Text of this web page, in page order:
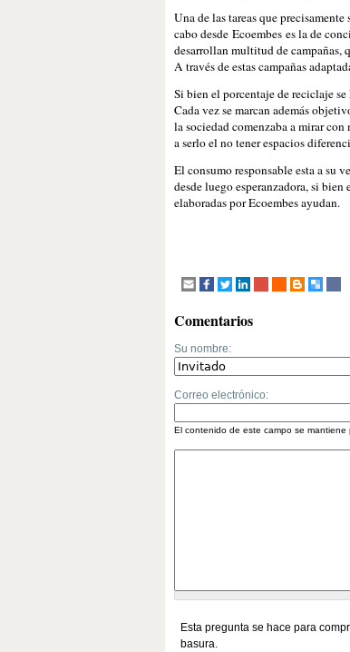
Una de las tareas que precisamente
cabo desde Ecoembes es la de
desarrollan multitud de campañas,
A través de estas campañas
Si bien el porcentaje de reciclaje
Cada vez se marcan además
la sociedad comenzaba a mirar
a serlo el no tener espacios
El consumo responsable esta a su
desde luego esperanzadora, si bien
elaboradas por Ecoembes ayudan.
Comentarios
Su nombre:
Correo electrónico:
El contenido de este campo se mantiene
Esta pregunta se hace para
basura.